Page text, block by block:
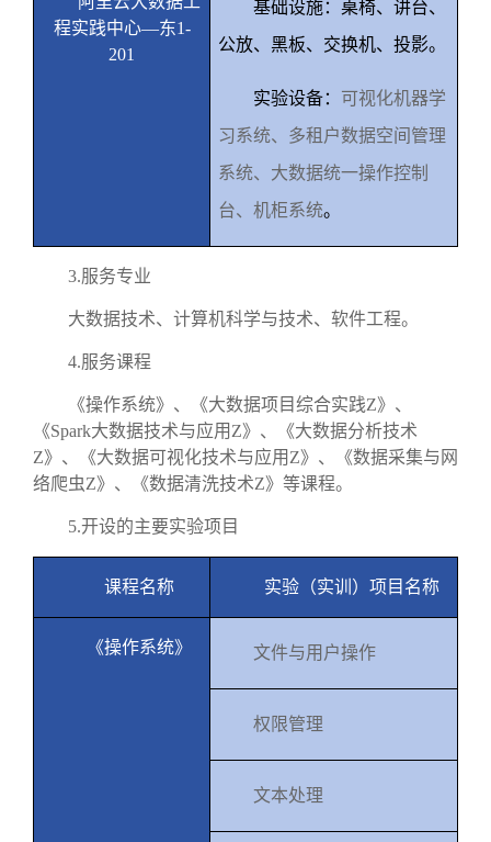
程实践中心—东1-
201
基础设施：桌椅、讲台、
公放、黑板、交换机、投影。
实验设备： 可视化机器学
习系统、多租户数据空间管理
系统、大数据统一操作控制
台、机柜系统。
3.服务专业
大数据技术、计算机科学与技术、软件工程。
4.服务课程
《操作系统》、《大数据项目综合实践Z》、
《Spark大数据技术与应用 Z》、《大数据分析技术
Z》、《大数据可视化技术与应用 Z》、《数据采集与网
络爬虫Z》、《数据清洗技术Z》等课程。
5.开设的主要实验项目
课程名称 实验（实训）项目名称
《操作系统》 文件与用户操作
权限管理
文本处理